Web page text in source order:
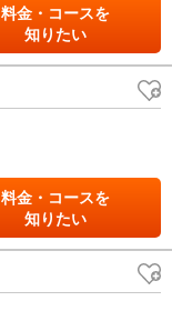
料金・コースを
知りたい
料金・コースを
知りたい